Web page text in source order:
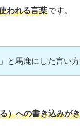
われる言葉です。
」と馬鹿にした言い
）への書き込みが